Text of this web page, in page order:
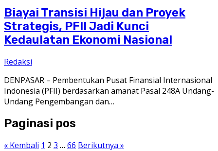
Biayai Transisi Hijau dan Proyek
Strategis, PFII Jadi Kunci
Kedaulatan Ekonomi Nasional
Redaksi
DENPASAR – Pembentukan Pusat Finansial Internasional
Indonesia (PFII) berdasarkan amanat Pasal 248A Undang-
Undang Pengembangan dan…
Paginasi pos
« Kembali 1 2 3 … 66 Berikutnya »